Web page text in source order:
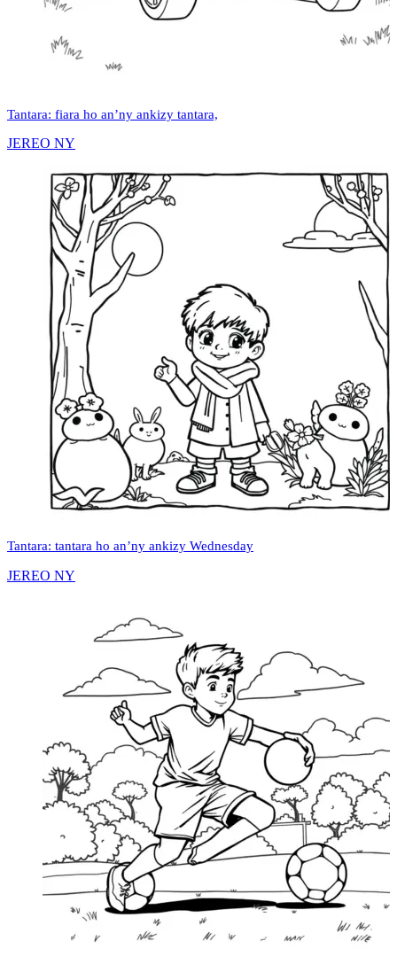
Tantara: fiara ho an’ny ankizy tantara,
JEREO NY
Tantara: tantara ho an’ny ankizy Wednesday
JEREO NY